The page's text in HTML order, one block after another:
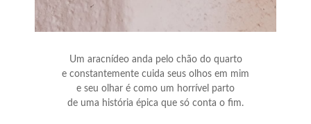
Um aracnídeo anda pelo chão do quarto
e constantemente cuida seus olhos em mim
e seu olhar é como um horrível parto
de uma história épica que só conta o fim.